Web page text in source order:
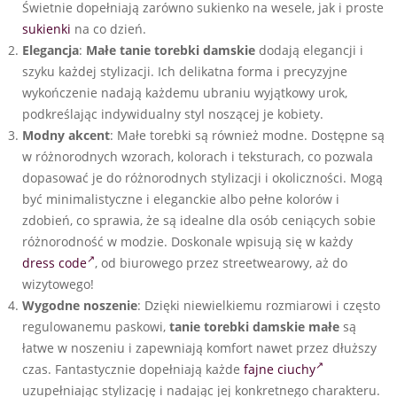
Świetnie dopełniają zarówno sukienko na wesele, jak i proste
sukienki na co dzień.
Elegancja: Małe tanie torebki damskie dodają elegancji i
szyku każdej stylizacji. Ich delikatna forma i precyzyjne
wykończenie nadają każdemu ubraniu wyjątkowy urok,
podkreślając indywidualny styl noszącej je kobiety.
Modny akcent: Małe torebki są również modne. Dostępne są
w różnorodnych wzorach, kolorach i teksturach, co pozwala
dopasować je do różnorodnych stylizacji i okoliczności. Mogą
być minimalistyczne i eleganckie albo pełne kolorów i
zdobień, co sprawia, że są idealne dla osób ceniących sobie
różnorodność w modzie. Doskonale wpisują się w każdy
dress code , od biurowego przez streetwearowy, aż do
wizytowego!
Wygodne noszenie: Dzięki niewielkiemu rozmiarowi i często
regulowanemu paskowi, tanie torebki damskie małe są
łatwe w noszeniu i zapewniają komfort nawet przez dłuższy
czas. Fantastycznie dopełniają każde fajne ciuchy
uzupełniając stylizację i nadając jej konkretnego charakteru.